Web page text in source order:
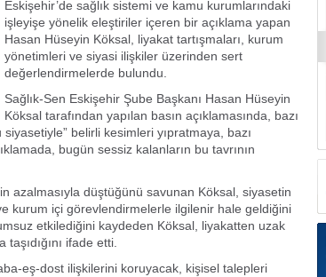
Eskişehir’de sağlık sistemi ve kamu kurumlarındaki
işleyişe yönelik eleştiriler içeren bir açıklama yapan
Hasan Hüseyin Köksal, liyakat tartışmaları, kurum
yönetimleri ve siyasi ilişkiler üzerinden sert
değerlendirmelerde bulundu.
Sağlık-Sen Eskişehir Şube Başkanı Hasan Hüseyin
Köksal tarafından yapılan basın açıklamasında, bazı
belirli kesimleri yıpratmaya, bazı
bugün sessiz kalanların bu tavrının
azalmasıyla düştüğünü savunan Köksal, siyasetin
kurum içi görevlendirmelerle ilgilenir hale geldiğini
etkilediğini kaydeden Köksal, liyakatten uzak
ifade etti.
eş-dost ilişkilerini koruyacak, kişisel talepleri